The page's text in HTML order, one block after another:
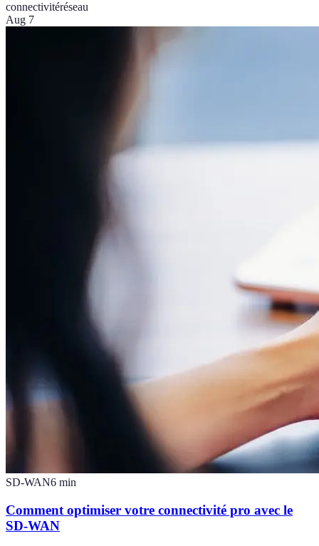
connectivitéréseau
Aug 7
SD-WAN6 min
Comment optimiser votre connectivité pro avec le
SD-WAN